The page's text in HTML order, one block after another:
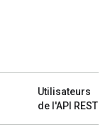
Utilisateurs
de l'API REST